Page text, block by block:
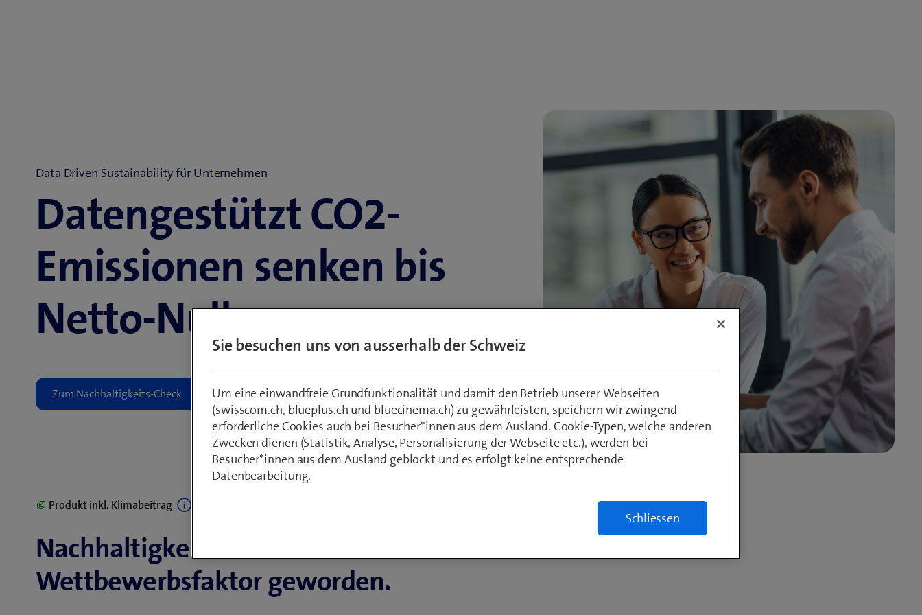
Data Driven Sustainability für Unternehmen
Datengestützt CO2-
Emissionen senken bis
Netto-Null
Produkt inkl. Klimabeitrag
Nachhaltigkeit ist zu einem zentralen
Wettbewerbsfaktor geworden.
Sie besuchen uns von ausserhalb der Schweiz
Um eine einwandfreie Grundfunktionalität und damit den Betrieb unserer Webseiten
(swisscom.ch, blueplus.ch und bluecinema.ch) zu gewährleisten, speichern wir zwingend
erforderliche Cookies auch bei Besucher*innen aus dem Ausland. Cookie-Typen, welche anderen
Zwecken dienen (Statistik, Analyse, Personalisierung der Webseite etc.), werden bei
Besucher*innen aus dem Ausland geblockt und es erfolgt keine entsprechende
Datenbearbeitung.
Schliessen